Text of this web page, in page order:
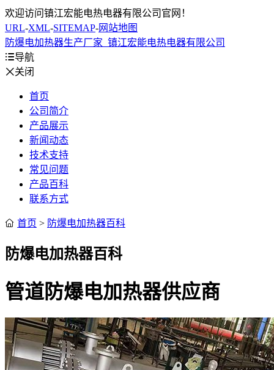
欢迎访问镇江宏能电热电器有限公司官网！
URL-XML-SITEMAP-网站地图
防爆电加热器生产厂家_镇江宏能电热电器有限公司
导航
关闭
首页
公司简介
产品展示
新闻动态
技术支持
常见问题
产品百科
联系方式
 首页 > 防爆电加热器百科
防爆电加热器百科
管道防爆电加热器供应商